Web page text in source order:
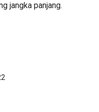
jangka panjang.